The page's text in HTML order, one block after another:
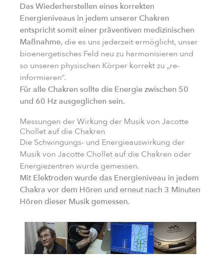
Das Wiederherstellen eines korrekten
Energieniveaus in jedem unserer Chakren
entspricht somit einer präventiven medizinischen
Maßnahme, die es uns jederzeit ermöglicht, unser
bioenergetisches Feld neu zu harmonisieren und
so unseren physischen Körper korrekt zu „re-
informieren“.
Für alle Chakren sollte die Energie zwischen 50
und 60 Hz ausgeglichen sein.
Messungen der Wirkung der Musik von Jacotte
Chollet auf die Chakren
Die Schwingungs- und Energieauswirkung der
Musik von Jacotte Chollet auf die Chakren oder
Energiezentren wurde gemessen.
Mit Elektroden wurde das Energieniveau in jedem
Chakra vor dem Hören und erneut nach 3 Minuten
Hören dieser Musik gemessen.